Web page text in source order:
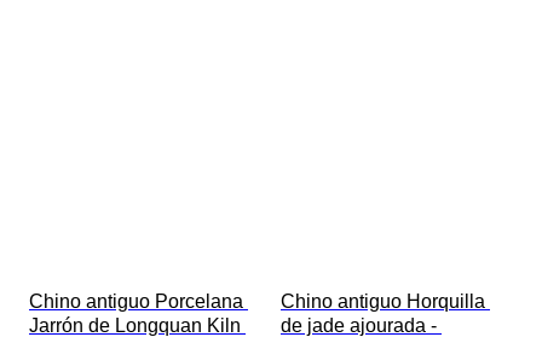
Chino antiguo Porcelana
Jarrón de Longquan Kiln
Chino antiguo Horquilla
de jade ajourada -